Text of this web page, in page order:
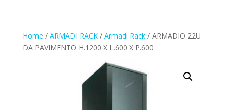
Home / ARMADI RACK/ Armadi Rack/ ARMADIO 22U
DA PAVIMENTO H.1200 X L.600 X P.600